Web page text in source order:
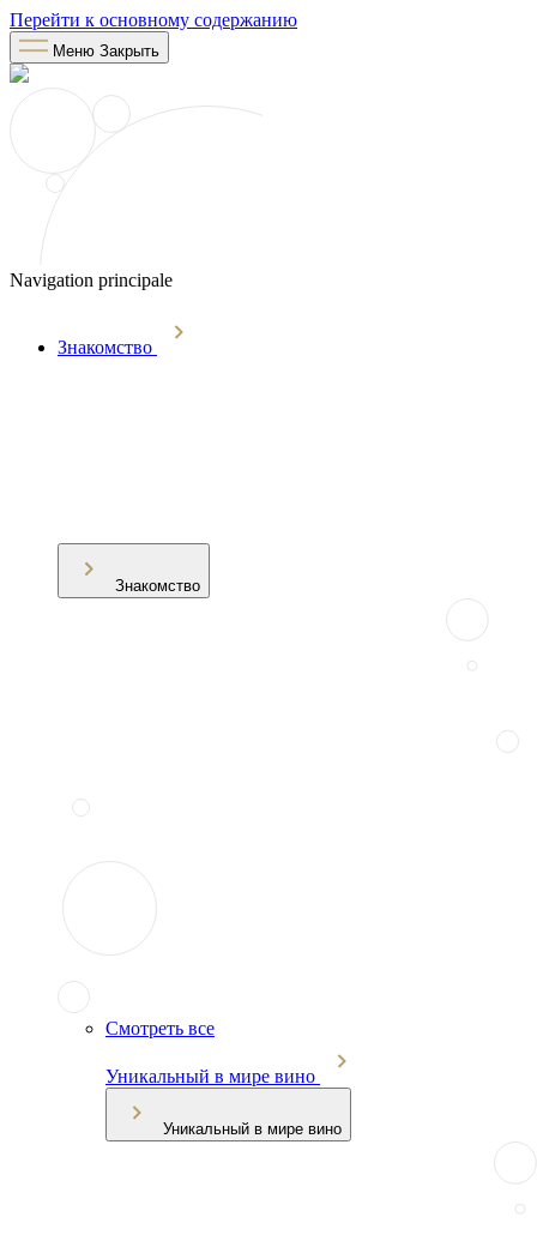
Перейти к основному содержанию
Меню Закрыть
Navigation principale
Знакомство
Знакомство
Смотреть все
Уникальный в мире вино
Уникальный в мире вино